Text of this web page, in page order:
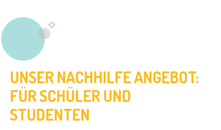
UNSER NACHHILFE ANGEBOT:
FÜR SCHÜLER UND
STUDENTEN